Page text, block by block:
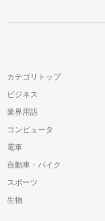
カテゴリトップ
ビジネス
業界用語
コンピュータ
電車
自動車・バイク
スポーツ
生物